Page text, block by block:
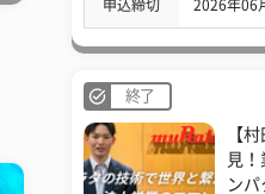
申込締切 2026年06
終了
【
見！
ンパ